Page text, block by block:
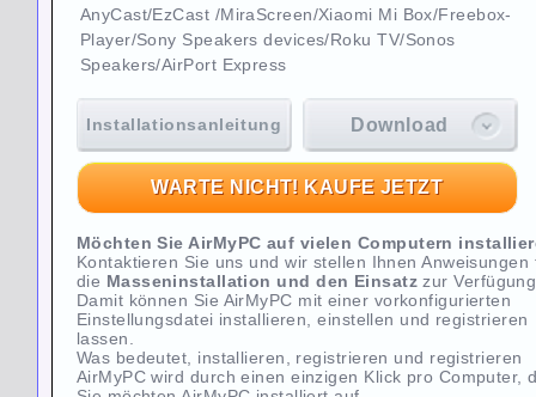
AnyCast/EzCast /MiraScreen/Xiaomi Mi Box/Freebox-
Player/Sony Speakers devices/Roku TV/Sonos
Speakers/AirPort Express
Installationsanleitung Download
WARTE NICHT! KAUFE JETZT
Möchten Sie AirMyPC auf vielen Computern
Kontaktieren Sie uns und wir stellen Ihnen Anweisungen
die Masseninstallation und den Einsatz zur
Damit können Sie AirMyPC mit einer vorkonfigurierten
Einstellungsdatei installieren, einstellen und registrieren
lassen.
Was bedeutet, installieren, registrieren und registrieren
AirMyPC wird durch einen einzigen Klick pro Computer,